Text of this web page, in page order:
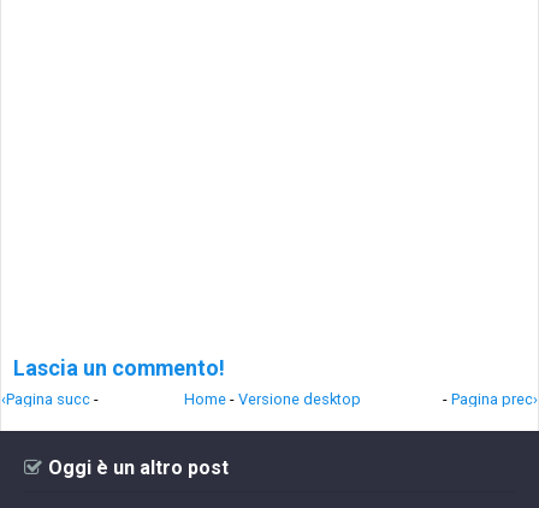
Lascia un commento!
‹Pagina succ - - Pagina prec›
Home - Versione desktop
Oggi è un altro post